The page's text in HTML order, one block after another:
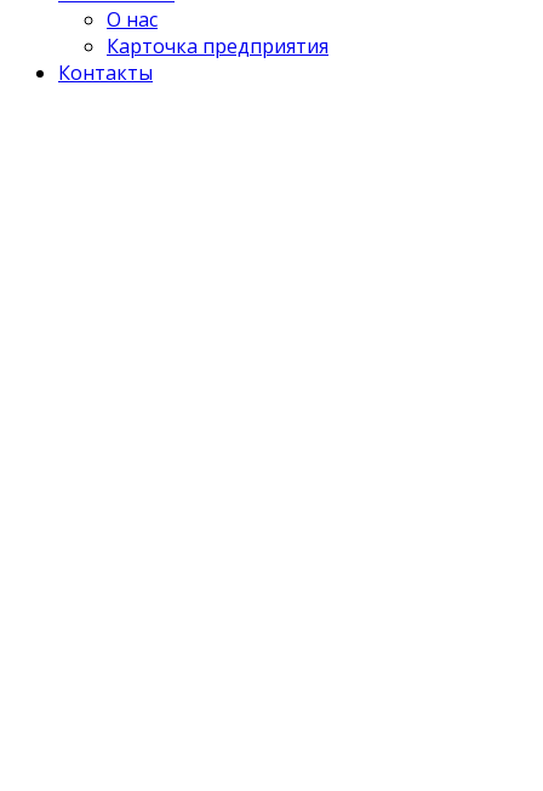
О нас
Карточка предприятия
Контакты